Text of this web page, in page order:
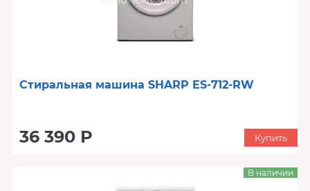
Стиральная машина SHARP ES-712-RW
36 390 Р Купить
В наличии